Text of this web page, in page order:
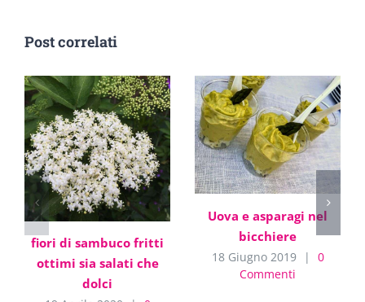
Post correlati
fiori di sambuco fritti
ottimi sia salati che
dolci
Uova e asparagi nel
bicchiere
18 Giugno 2019 |
0
Commenti